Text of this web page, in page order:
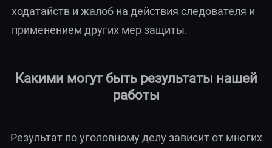
ходатайств и жалоб на действия следователя и
применением других мер защиты.
Какими могут быть результаты нашей
работы
Результат по уголовному делу зависит от многих